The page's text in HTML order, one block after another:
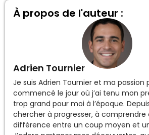
À propos de l'auteur :
Adrien Tournier
Je suis Adrien Tournier et ma passion
commencé le jour où j’ai tenu mon
trop grand pour moi à l’époque.
chercher à progresser, à comprendre
différence entre un coup moyen et